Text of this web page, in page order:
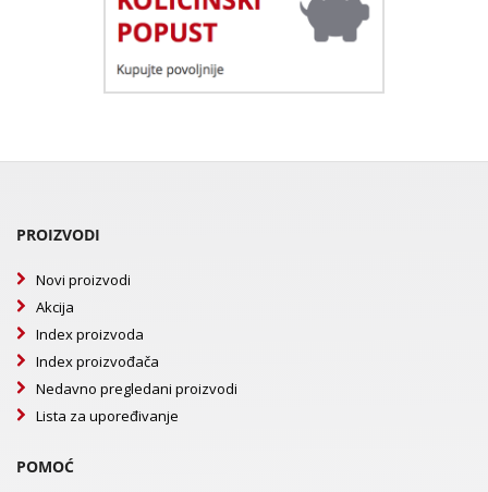
PROIZVODI
Novi proizvodi
Akcija
Index proizvoda
Index proizvođača
Nedavno pregledani proizvodi
Lista za upoređivanje
POMOĆ